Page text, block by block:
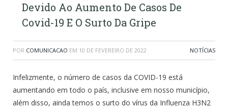
Devido Ao Aumento De Casos De
Covid-19 E O Surto Da Gripe
POR COMUNICACAO EM 10 DE FEVEREIRO DE 2022 NOTÍCIAS
Infelizmente, o número de casos da COVID-19 está
aumentando em todo o país, inclusive em nosso município,
além disso, ainda temos o surto do vírus da Influenza H3N2